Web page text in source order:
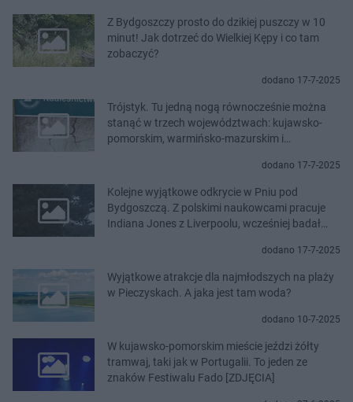
Z Bydgoszczy prosto do dzikiej puszczy w 10
minut! Jak dotrzeć do Wielkiej Kępy i co tam
zobaczyć?
dodano 17-7-2025
Trójstyk. Tu jedną nogą równocześnie można
stanąć w trzech województwach: kujawsko-
pomorskim, warmińsko-mazurskim i
dodano 17-7-2025
Kolejne wyjątkowe odkrycie w Pniu pod
Bydgoszczą. Z polskimi naukowcami pracuje
Indiana Jones z Liverpoolu, wcześniej badał
dodano 17-7-2025
Wyjątkowe atrakcje dla najmłodszych na plaży
w Pieczyskach. A jaka jest tam woda?
dodano 10-7-2025
W kujawsko-pomorskim mieście jeździ żółty
tramwaj, taki jak w Portugalii. To jeden ze
znaków Festiwalu Fado [ZDJĘCIA]